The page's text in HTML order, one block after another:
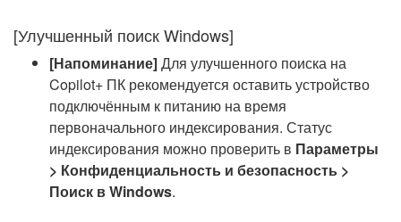
[Улучшенный поиск Windows]
[Напоминание]Для улучшенного поиска на
Copilot+ ПК рекомендуется оставить устройство
подключённым к питанию на время
первоначального индексирования. Статус
индексирования можно проверить в Параметры
> Конфиденциальность и безопасность >
Поиск в Windows.